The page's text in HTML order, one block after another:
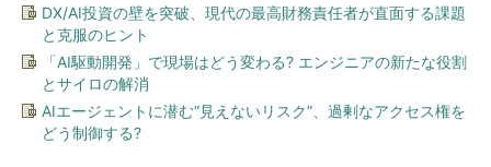
DX/AI投資の壁を突破、現代の最高財務責任者が直面する課題
と克服のヒント
「AI駆動開発」で現場はどう変わる? エンジニアの新たな役割
とサイロの解消
AIエージェントに潜む“見えないリスク”、過剰なアクセス権を
どう制御する?